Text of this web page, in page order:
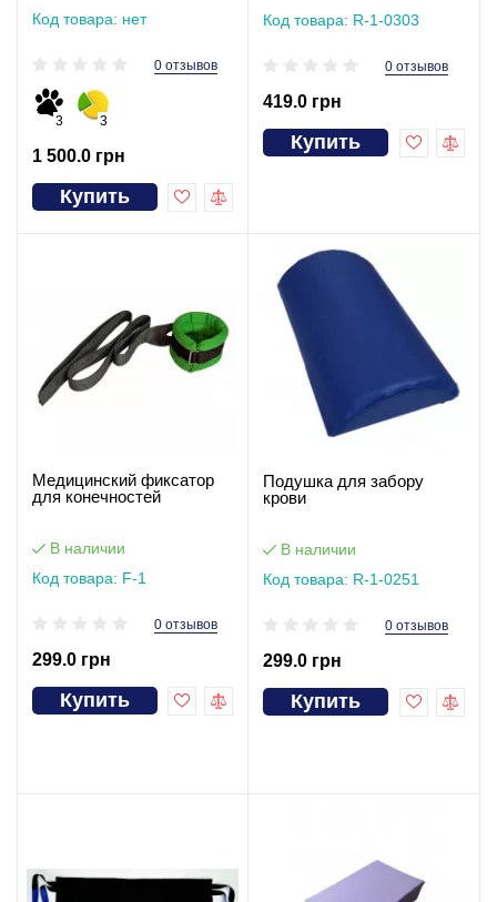
Код товара: нет
0 отзывов
3 3
1 500.0 грн
Купить
Код товара: R-1-0303
0 отзывов
419.0 грн
Купить
Медицинский фиксатор
для конечностей
В наличии
Код товара: F-1
0 отзывов
299.0 грн
Купить
Подушка для забору
крови
В наличии
Код товара: R-1-0251
0 отзывов
299.0 грн
Купить